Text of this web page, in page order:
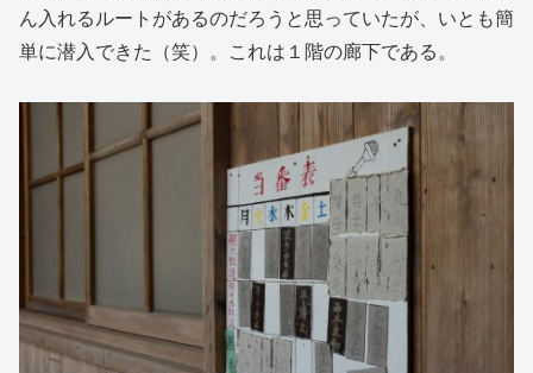
ん入れるルートがあるのだろうと思っていたが、いとも簡
単に潜入できた（笑）。これは１階の廊下である。